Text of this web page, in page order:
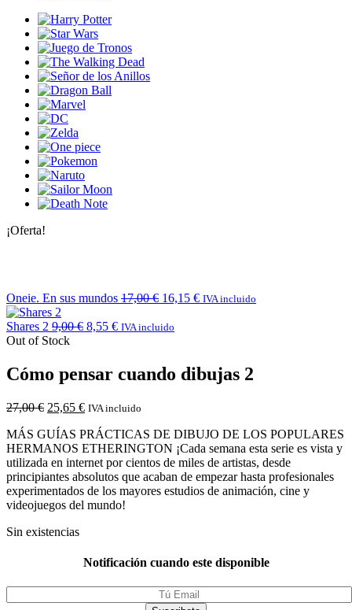
¡Oferta!
Oneie. En sus mundos 17,00€ 16,15 € IVA incluido
Shares 2 9,00€ 8,55 € IVA incluido
Out of Stock
Cómo pensar cuando dibujas 2
27,00€ 25,65 € IVA incluido
MÁS GUÍAS PRÁCTICAS DE DIBUJO DE LOS POPULARES
HERMANOS ETHERINGTON ¡Cada semana esta serie es vista y
utilizada en internet por cientos de miles de artistas, desde
principiantes absolutos que acaban de empezar hasta profesionales
experimentados de los mayores estudios de animación, cine y
videojuegos del mundo!
Sin existencias
Notificación cuando este disponible